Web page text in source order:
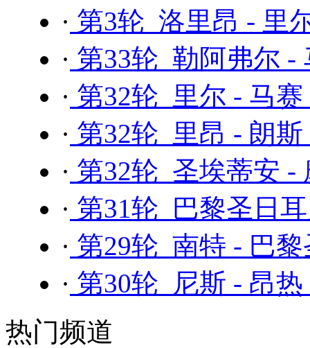
· 第3轮 洛里昂 - 里
· 第33轮 勒阿弗尔 -
· 第32轮 里尔 - 马赛
· 第32轮 里昂 - 朗斯
· 第32轮 圣埃蒂安 -
· 第31轮 巴黎圣日
· 第29轮 南特 - 巴
· 第30轮 尼斯 - 昂热
热门频道